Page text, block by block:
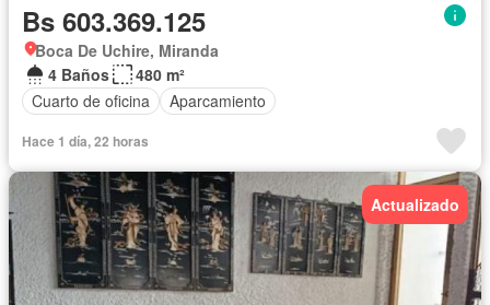
Bs 603.369.125
Boca De Uchire, Miranda
4 Baños
480 m²
Cuarto de oficina
Aparcamiento
Hace 1 día, 22 horas
Actualizado